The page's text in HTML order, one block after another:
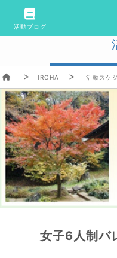
活動ブログ
IROHA 活動スケ
女子6人制バ